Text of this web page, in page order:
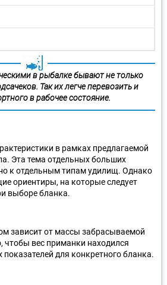
в рыбалке бывают не только
Так их легче перевозить и
в рабочее состояние.
в рамках предлагаемой
Эта тема отдельных больших
к отдельным типам удилищ. Однако
ориентиры, на которые следует
выборе бланка.
зависит от массы забрасываемой
чтобы вес приманки находился
показателей для конкретного бланка.